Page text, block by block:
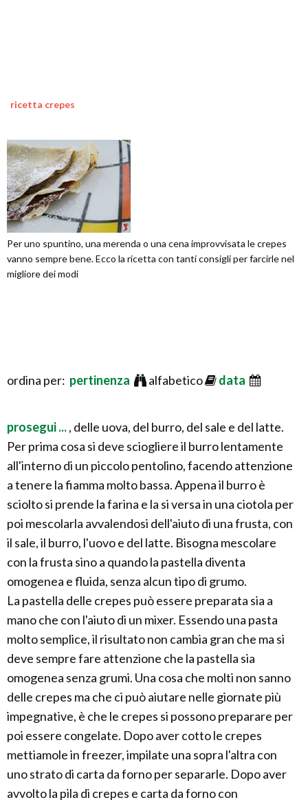
ricetta crepes
Per uno spuntino, una merenda o una cena improvvisata le crepes
vanno sempre bene. Ecco la ricetta con tanti consigli per farcirle nel
migliore dei modi
ordina per: pertinenza alfabetico data
prosegui ..., delle uova, del burro, del sale e del latte.
Per prima cosa si deve sciogliere il burro lentamente
all'interno di un piccolo pentolino, facendo attenzione
a tenere la fiamma molto bassa. Appena il burro è
sciolto si prende la farina e la si versa in una ciotola per
poi mescolarla avvalendosi dell'aiuto di una frusta, con
il sale, il burro, l'uovo e del latte. Bisogna mescolare
con la frusta sino a quando la pastella diventa
omogenea e fluida, senza alcun tipo di grumo.
La pastella delle crepes può essere preparata sia a
mano che con l'aiuto di un mixer. Essendo una pasta
molto semplice, il risultato non cambia gran che ma si
deve sempre fare attenzione che la pastella sia
omogenea senza grumi. Una cosa che molti non sanno
delle crepes ma che ci può aiutare nelle giornate più
impegnative, è che le crepes si possono preparare per
poi essere congelate. Dopo aver cotto le crepes
mettiamole in freezer, impilate una sopra l'altra con
uno strato di carta da forno per separarle. Dopo aver
avvolto la pila di crepes e carta da forno con